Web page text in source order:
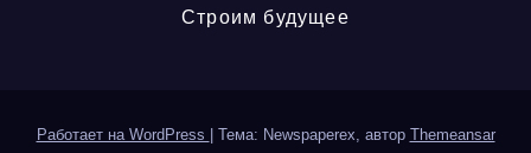
Строим будущее
Работает на WordPress Тема: Newspaperex, автор Themeansar